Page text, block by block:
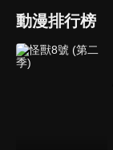
動漫排行榜